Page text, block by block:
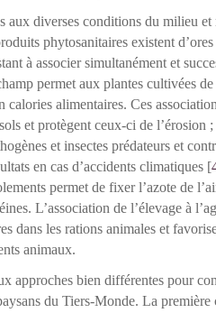
aux diverses conditions du milieu et
phytosanitaires existent
à associer simultanément et
permet aux plantes cultivées
calories alimentaires. Ces
et protègent ceux-ci de l’érosion
et insectes prédateurs et
en cas d’accidents climatiques [
permet de fixer l’azote de
L’association de l’élevage à
dans les rations animales et
animaux.
approches bien différentes pour
du Tiers-Monde. La première